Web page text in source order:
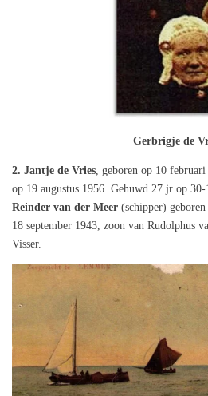
Gerbrigje de
2. Jantje de Vries , geboren op 10
op 19 augustus 1956. Gehuwd 27 jr op
Reinder van der Meer (schipper)
18 september 1943, zoon van Rudolphus
Visser.